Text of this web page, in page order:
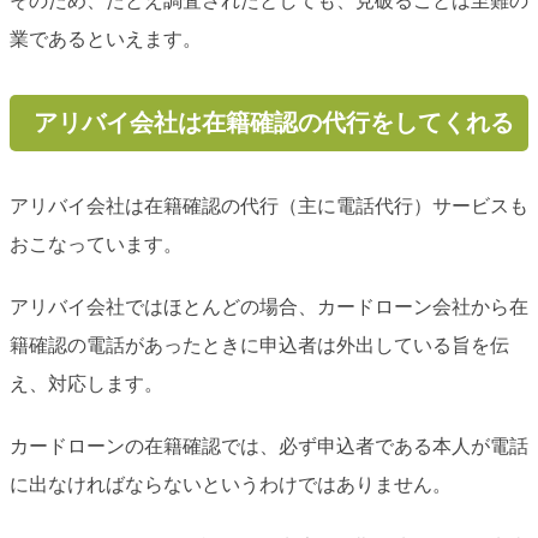
業であるといえます。
アリバイ会社は在籍確認の代行をしてくれる
アリバイ会社は在籍確認の代行（主に電話代行）サービスも
おこなっています。
アリバイ会社ではほとんどの場合、カードローン会社から在
籍確認の電話があったときに申込者は外出している旨を伝
え、対応します。
カードローンの在籍確認では、必ず申込者である本人が電話
に出なければならないというわけではありません。